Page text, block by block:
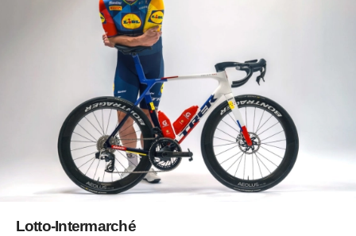
Lotto-Intermarché